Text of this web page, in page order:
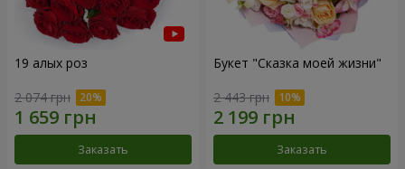
19 алых роз
2 074 грн
Заказать
Букет "Сказка моей жизни"
2 443 грн
Заказать